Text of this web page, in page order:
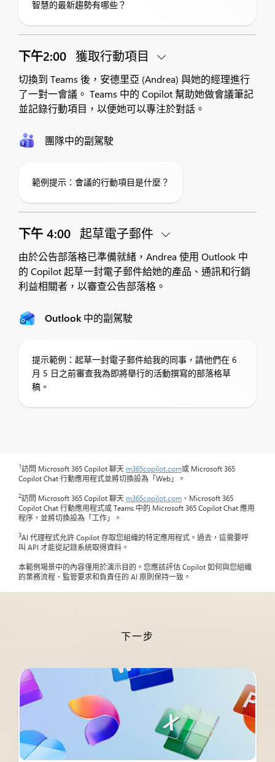
智慧的最新趨勢有哪些？
下午2:00 獲取行動項目
切換到 Teams 後，安德里亞 (Andrea) 與她的經理進行
了一對一會議。 Teams 中的 Copilot 幫助她做會議筆記
並記錄行動項目，以便她可以專注於對話。
團隊中的副駕駛
範例提示：會議的行動項目是什麼？
下午 4:00 起草電子郵件
由於公告部落格已準備就緒，Andrea 使用 Outlook 中
的 Copilot 起草一封電子郵件給她的產品、通訊和行銷
利益相關者，以審查公告部落格。
Outlook 中的副駕駛
提示範例：起草一封電子郵件給我的同事，請他們在 6
月 5 日之前審查我為即將舉行的活動撰寫的部落格草
稿。
1訪問 Microsoft 365 Copilot 聊天 m365copilot.com或 Microsoft 365
Copilot Chat 行動應用程式並將切換設為「Web」。
2訪問 Microsoft 365 Copilot 聊天 m365copilot.com 、Microsoft 365
Copilot Chat 行動應用程式或 Teams 中的 Microsoft 365 Copilot Chat 應用
程序，並將切換設為「工作」。
3AI 代理程式允許 Copilot 存取您組織的特定應用程式。過去，這需要呼
叫 API 才能從記錄系統取得資料。
本範例場景中的內容僅用於演示目的。您應該評估 Copilot 如何與您組織
的業務流程、監管要求和負責任的 AI 原則保持一致。
下一步